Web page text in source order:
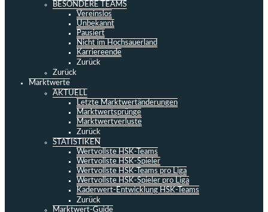
BESONDERE TEAMS
Vereinslos
Unbekannt
Pausiert
Nicht im Hochsauerland
Karriereende
Zurück
Zurück
Marktwerte
AKTUELL
Letzte Marktwertänderungen
Marktwertsprünge
Marktwertverluste
Zurück
STATISTIKEN
Wertvollste HSK-Teams
Wertvollste HSK-Spieler
Wertvollste HSK-Teams pro Liga
Wertvollste HSK-Spieler pro Liga
Kaderwert-Entwicklung HSK-Teams
Zurück
Marktwert-Guide